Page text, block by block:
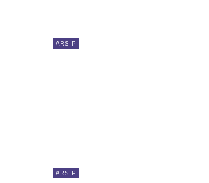
ARSIP
ARSIP